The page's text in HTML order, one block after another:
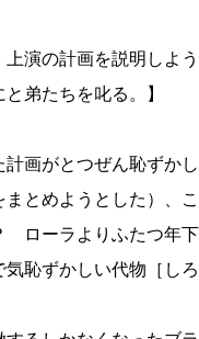
演の計画を説明し
弟たちを叱る。】
画がとつぜん恥ず
とめようとした）
ローラよりふたつ年
恥ずかしい代物［し